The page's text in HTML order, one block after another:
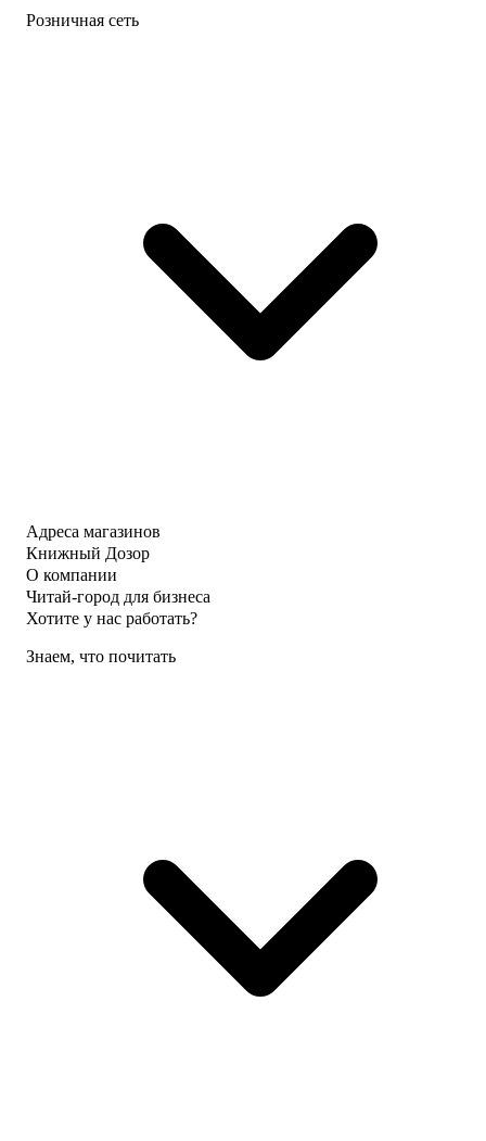
Розничная сеть
Адреса магазинов
Книжный Дозор
О компании
Читай-город для бизнеса
Хотите у нас работать?
Знаем, что почитать